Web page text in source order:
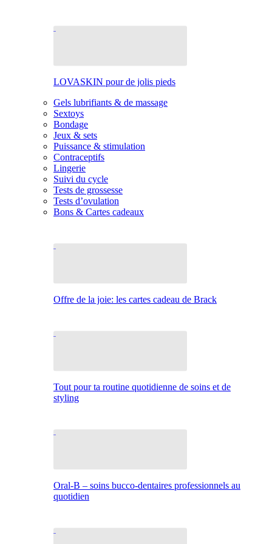
LOVASKIN pour de jolis pieds
Gels lubrifiants & de massage
Sextoys
Bondage
Jeux & sets
Puissance & stimulation
Contraceptifs
Lingerie
Suivi du cycle
Tests de grossesse
Tests d’ovulation
Bons & Cartes cadeaux
Offre de la joie: les cartes cadeau de Brack
Tout pour ta routine quotidienne de soins et de
styling
Oral-B – soins bucco-dentaires professionnels au
quotidien